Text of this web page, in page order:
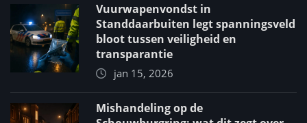
Vuurwapenvondst in
Standdaarbuiten legt spanningsveld
bloot tussen veiligheid en
transparantie
jan 15, 2026
Mishandeling op de